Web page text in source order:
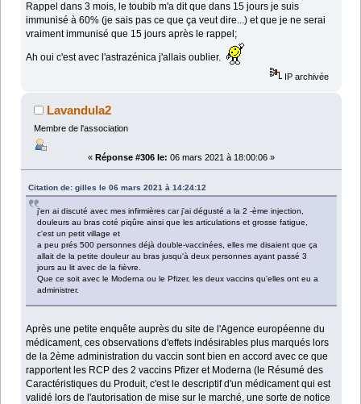
Rappel dans 3 mois, le toubib m'a dit que dans 15 jours je suis
immunisé à 60% (je sais pas ce que ça veut dire...) et que je ne serai
vraiment immunisé que 15 jours après le rappel;
Ah oui c'est avec l'astrazénica j'allais oublier.
IP archivée
Lavandula2
Membre de l'association
« Réponse #306 le: 06 mars 2021 à 18:00:06 »
Citation de: gilles le 06 mars 2021 à 14:24:12
j'en ai discuté avec mes infirmières car j'ai dégusté a la 2 -ème injection,
douleurs au bras coté piqûre ainsi que les articulations et grosse fatigue,
c'est un petit village et
a peu prés 500 personnes déjà double-vaccinées, elles me disaient que ça
allait de la petite douleur au bras jusqu'à deux personnes ayant passé 3
jours au lit avec de la fièvre.
Que ce soit avec le Moderna ou le Pfizer, les deux vaccins qu'elles ont eu a
administrer.
Après une petite enquête auprès du site de l'Agence européenne du
médicament, ces observations d'effets indésirables plus marqués lors
de la 2ème administration du vaccin sont bien en accord avec ce que
rapportent les RCP des 2 vaccins Pfizer et Moderna (le Résumé des
Caractéristiques du Produit, c'est le descriptif d'un médicament qui est
validé lors de l'autorisation de mise sur le marché, une sorte de notice